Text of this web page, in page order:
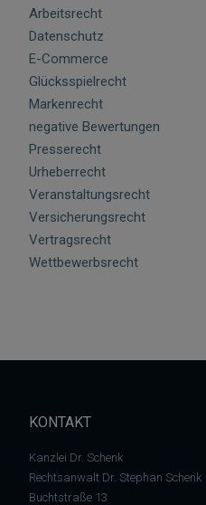
Arbeitsrecht
Datenschutz
E-Commerce
Glücksspielrecht
Markenrecht
negative Bewertungen
Presserecht
Urheberrecht
Veranstaltungsrecht
Versicherungsrecht
Vertragsrecht
Wettbewerbsrecht
KONTAKT
Kanzlei Dr. Schenk
Rechtsanwalt Dr. Stephan Schenk
Buchtstraße 13